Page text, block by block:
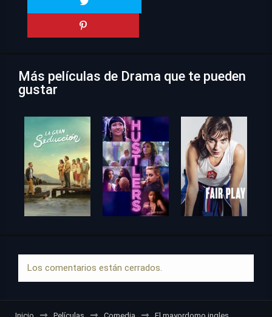
Más películas de Drama que te pueden
gustar
Los comentarios están cerrados.